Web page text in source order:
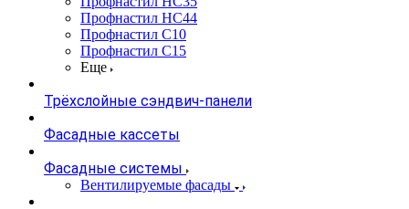
Профнастил НС44
Профнастил С10
Профнастил С15
Еще
Трёхслойные сэндвич-панели
Фасадные кассеты
Фасадные системы
Вентилируемые фасады